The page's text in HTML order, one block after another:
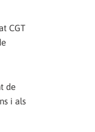
CGT
de
i als